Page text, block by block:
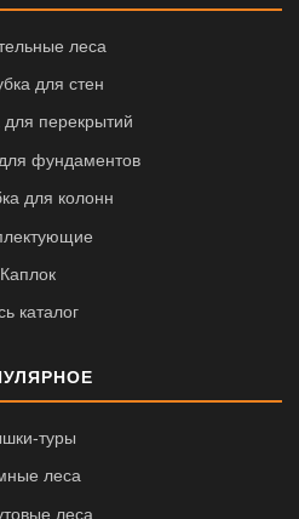
леса
для стен
перекрытий
фундаментов
для колонн
Каплок
каталог
туры
леса
леса